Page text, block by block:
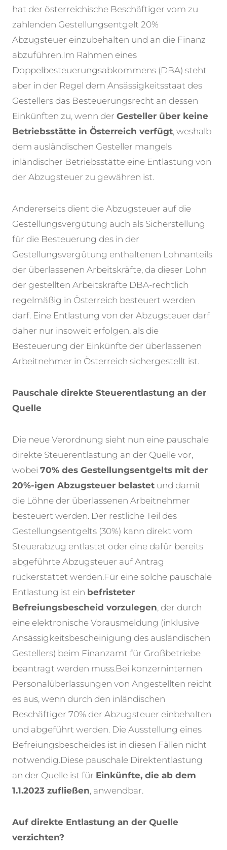
hat der österreichische Beschäftiger vom zu
zahlenden Gestellungsentgelt 20%
Abzugsteuer einzubehalten und an die Finanz
abzuführen.Im Rahmen eines
Doppelbesteuerungsabkommens (DBA) steht
aber in der Regel dem Ansässigkeitsstaat des
Gestellers das Besteuerungsrecht an dessen
Einkünften zu, wenn der Gesteller über keine
Betriebsstätte in Österreich verfügt, weshalb
dem ausländischen Gesteller mangels
inländischer Betriebsstätte eine Entlastung von
der Abzugsteuer zu gewähren ist.
Andererseits dient die Abzugsteuer auf die
Gestellungsvergütung auch als Sicherstellung
für die Besteuerung des in der
Gestellungsvergütung enthaltenen Lohnanteils
der überlassenen Arbeitskräfte, da dieser Lohn
der gestellten Arbeitskräfte DBA-rechtlich
regelmäßig in Österreich besteuert werden
darf. Eine Entlastung von der Abzugsteuer darf
daher nur insoweit erfolgen, als die
Besteuerung der Einkünfte der überlassenen
Arbeitnehmer in Österreich sichergestellt ist.
Pauschale direkte Steuerentlastung an der
Quelle
Die neue Verordnung sieht nun eine pauschale
direkte Steuerentlastung an der Quelle vor,
wobei 70% des Gestellungsentgelts mit der
20%-igen Abzugsteuer belastet und damit
die Löhne der überlassenen Arbeitnehmer
besteuert werden. Der restliche Teil des
Gestellungsentgelts (30%) kann direkt vom
Steuerabzug entlastet oder eine dafür bereits
abgeführte Abzugsteuer auf Antrag
rückerstattet werden.Für eine solche pauschale
Entlastung ist ein befristeter
Befreiungsbescheid vorzulegen, der durch
eine elektronische Vorausmeldung (inklusive
Ansässigkeitsbescheinigung des ausländischen
Gestellers) beim Finanzamt für Großbetriebe
beantragt werden muss.Bei konzerninternen
Personalüberlassungen von Angestellten reicht
es aus, wenn durch den inländischen
Beschäftiger 70% der Abzugsteuer einbehalten
und abgeführt werden. Die Ausstellung eines
Befreiungsbescheides ist in diesen Fällen nicht
notwendig.Diese pauschale Direktentlastung
an der Quelle ist für Einkünfte, die ab dem
1.1.2023 zufließen, anwendbar.
Auf direkte Entlastung an der Quelle
verzichten?